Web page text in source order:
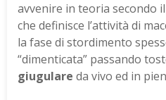
avvenire in teoria secondo
che definisce l’attività di
la fase di stordimento
“dimenticata” passando
giugulare da vivo ed in